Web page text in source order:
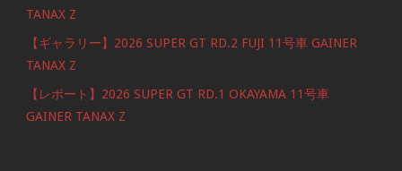
TANAX Z
【ギャラリー】2026 SUPER GT RD.2 FUJI 11号車 GAINER
TANAX Z
【レポート】2026 SUPER GT RD.1 OKAYAMA 11号車
GAINER TANAX Z